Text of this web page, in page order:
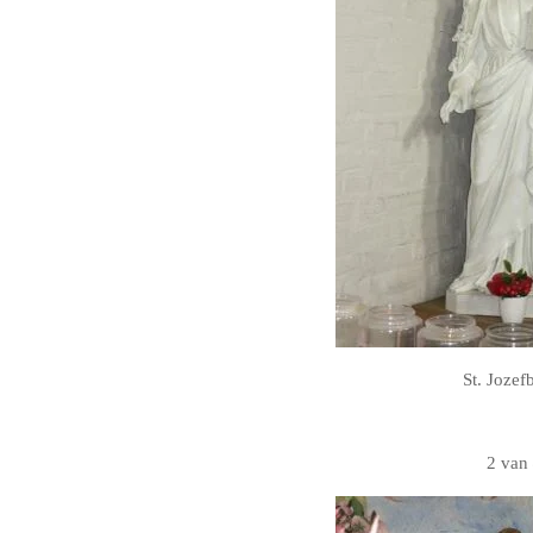
St.
2 van